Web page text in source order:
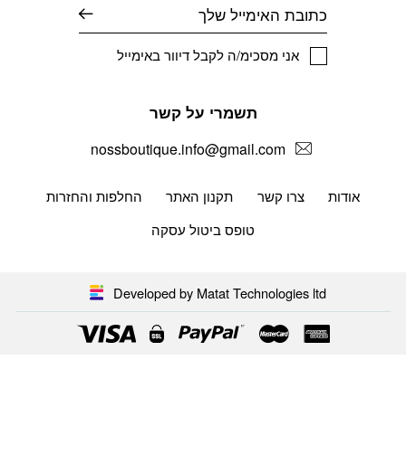
אני מסכימ/ה לקבל דיוור באימייל
אודות צרו קשר תקנון האתר
החלפות והחזרות
טופס ביטול עסקה
תשמרי על קשר
nossboutique.info@gmail.com
Developed by Matat Technologies ltd